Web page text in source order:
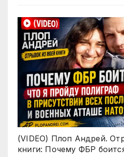
(VIDEO) Плоп Андрей.
книги: Почему ФБР